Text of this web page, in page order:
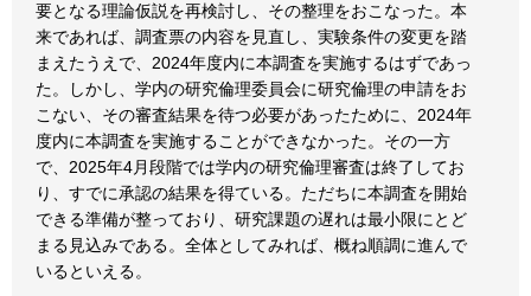
要となる理論仮説を再検討し、その整理をおこなった。本
来であれば、調査票の内容を見直し、実験条件の変更を踏
まえたうえで、2024年度内に本調査を実施するはずであっ
た。しかし、学内の研究倫理委員会に研究倫理の申請をお
こない、その審査結果を待つ必要があったために、2024年
度内に本調査を実施することができなかった。その一方
で、2025年4月段階では学内の研究倫理審査は終了してお
り、すでに承認の結果を得ている。ただちに本調査を開始
できる準備が整っており、研究課題の遅れは最小限にとど
まる見込みである。全体としてみれば、概ね順調に進んで
いるといえる。